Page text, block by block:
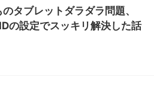
タブレットダラダラ問題、
の設定でスッキリ解決した話